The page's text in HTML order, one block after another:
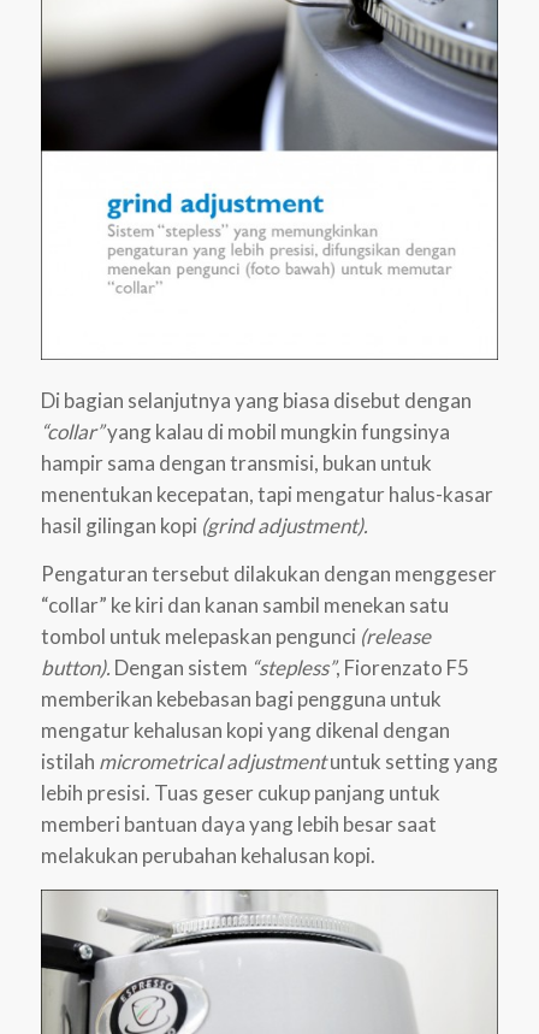
Di bagian selanjutnya yang biasa disebut dengan
“collar”yang kalau di mobil mungkin fungsinya
hampir sama dengan transmisi, bukan untuk
menentukan kecepatan, tapi mengatur halus-kasar
hasil gilingan kopi (grind adjustment).
Pengaturan tersebut dilakukan dengan menggeser
“collar” ke kiri dan kanan sambil menekan satu
tombol untuk melepaskan pengunci (release
button). Dengan sistem “stepless”, Fiorenzato F5
memberikan kebebasan bagi pengguna untuk
mengatur kehalusan kopi yang dikenal dengan
istilah micrometrical adjustmentuntuk setting yang
lebih presisi. Tuas geser cukup panjang untuk
memberi bantuan daya yang lebih besar saat
melakukan perubahan kehalusan kopi.